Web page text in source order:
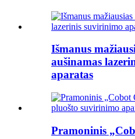
Išmanus
aušinamas
aparatas
Pramoninis